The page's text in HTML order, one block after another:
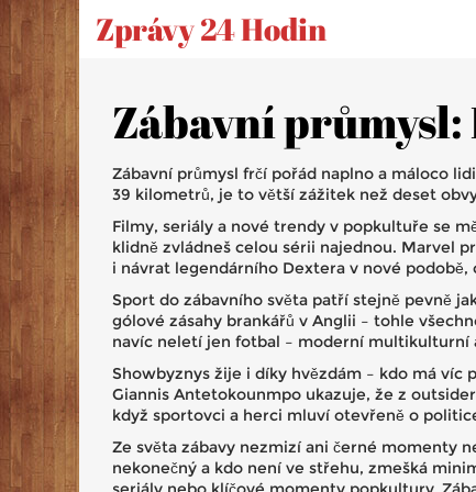
Zprávy 24 Hodin
Zábavní
Zábavní průmysl frčí pořád naplno a máloco
39 kilometrů, je to větší zážitek než deset
Filmy, seriály a nové trendy v popkultuře se
klidně zvládneš celou sérii najednou. Marvel
i návrat legendárního Dextera v nové
Sport do zábavního světa patří stejně pevně
gólové zásahy brankářů v Anglii – tohle
navíc neletí jen fotbal – moderní multikulturní
Showbyznys žije i díky hvězdám – kdo má víc
Giannis Antetokounmpo ukazuje, že z
když sportovci a herci mluví otevřeně o
Ze světa zábavy nezmizí ani černé momenty
nekonečný a kdo není ve střehu, zmešká